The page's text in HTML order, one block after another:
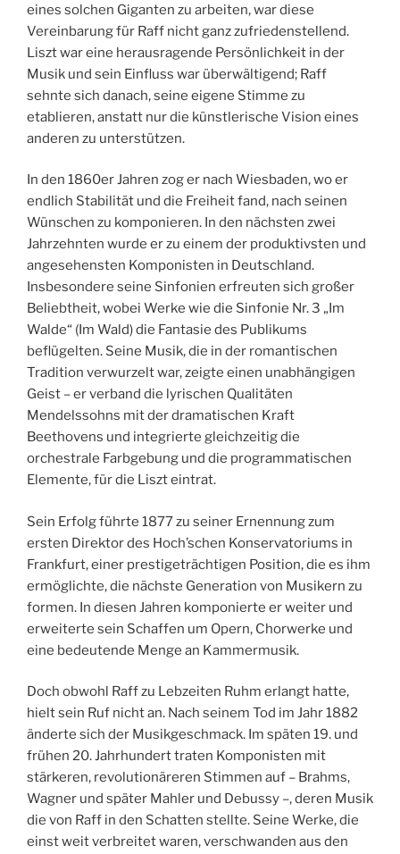
eines solchen Giganten zu arbeiten, war diese
Vereinbarung für Raff nicht ganz zufriedenstellend.
Liszt war eine herausragende Persönlichkeit in der
Musik und sein Einfluss war überwältigend; Raff
sehnte sich danach, seine eigene Stimme zu
etablieren, anstatt nur die künstlerische Vision eines
anderen zu unterstützen.
In den 1860er Jahren zog er nach Wiesbaden, wo er
endlich Stabilität und die Freiheit fand, nach seinen
Wünschen zu komponieren. In den nächsten zwei
Jahrzehnten wurde er zu einem der produktivsten und
angesehensten Komponisten in Deutschland.
Insbesondere seine Sinfonien erfreuten sich großer
Beliebtheit, wobei Werke wie die Sinfonie Nr. 3 „Im
Walde“ (Im Wald) die Fantasie des Publikums
beflügelten. Seine Musik, die in der romantischen
Tradition verwurzelt war, zeigte einen unabhängigen
Geist – er verband die lyrischen Qualitäten
Mendelssohns mit der dramatischen Kraft
Beethovens und integrierte gleichzeitig die
orchestrale Farbgebung und die programmatischen
Elemente, für die Liszt eintrat.
Sein Erfolg führte 1877 zu seiner Ernennung zum
ersten Direktor des Hoch’schen Konservatoriums in
Frankfurt, einer prestigeträchtigen Position, die es ihm
ermöglichte, die nächste Generation von Musikern zu
formen. In diesen Jahren komponierte er weiter und
erweiterte sein Schaffen um Opern, Chorwerke und
eine bedeutende Menge an Kammermusik.
Doch obwohl Raff zu Lebzeiten Ruhm erlangt hatte,
hielt sein Ruf nicht an. Nach seinem Tod im Jahr 1882
änderte sich der Musikgeschmack. Im späten 19. und
frühen 20. Jahrhundert traten Komponisten mit
stärkeren, revolutionäreren Stimmen auf – Brahms,
Wagner und später Mahler und Debussy –, deren Musik
die von Raff in den Schatten stellte. Seine Werke, die
einst weit verbreitet waren, verschwanden aus den